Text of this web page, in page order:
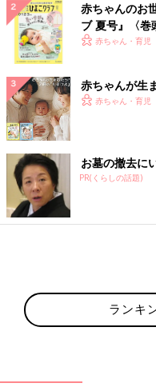
赤ちゃんのお
ブ 夏号』〈巻
く！ おっぱい
赤ちゃん・育児
赤ちゃんが生
赤ちゃん・育児
お墓の撤去に
PR(くらしの話題)
ランキ